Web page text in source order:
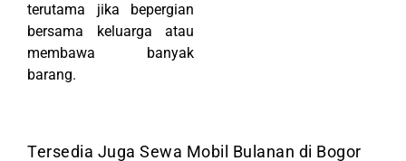
terutama jika bepergian
bersama keluarga atau
membawa banyak
barang.
Tersedia Juga Sewa Mobil Bulanan di Bogor